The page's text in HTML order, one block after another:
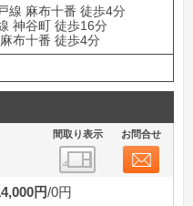
線 麻布十番 徒歩4分
神谷町 徒歩16分
布十番 徒歩4分
間取り表示 お問合せ
円 0円